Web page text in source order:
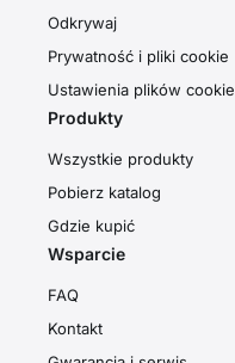
Odkrywaj
Prywatność i pliki cookie
Ustawienia plików cookie
Produkty
Wszystkie produkty
Pobierz katalog
Gdzie kupić
Wsparcie
FAQ
Kontakt